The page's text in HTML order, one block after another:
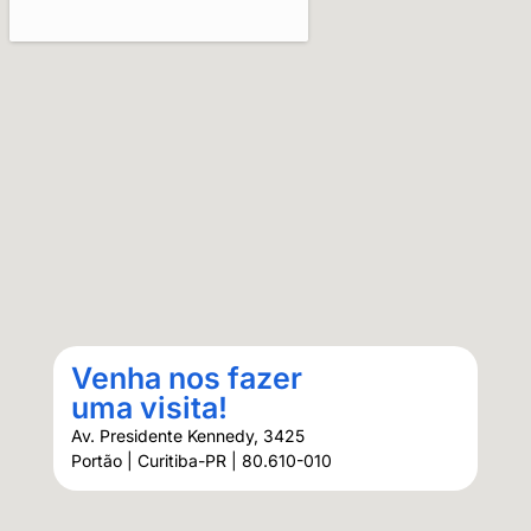
Venha nos fazer
uma visita!
Av. Presidente Kennedy, 3425
Portão | Curitiba-PR | 80.610-010